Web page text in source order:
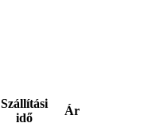
Szállítási
idő
Ár